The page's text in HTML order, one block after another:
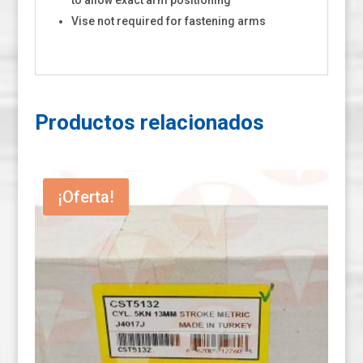
Vise not required for fastening arms
Productos relacionados
¡Oferta!